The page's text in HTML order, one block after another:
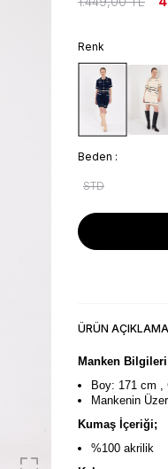
Renk
Beden :
STD
ÜRÜN
Manken
Boy: 171 cm ,
Mankenin
Kumaş İçeriği;
%100 akrilik